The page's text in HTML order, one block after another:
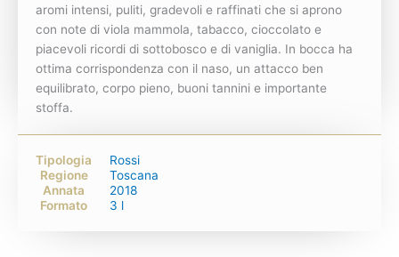
aromi intensi, puliti, gradevoli e raffinati che si aprono
con note di viola mammola, tabacco, cioccolato e
piacevoli ricordi di sottobosco e di vaniglia. In bocca ha
ottima corrispondenza con il naso, un attacco ben
equilibrato, corpo pieno, buoni tannini e importante
stoffa.
Tipologia
Rossi
Regione
Toscana
Annata
2018
Formato
3 l